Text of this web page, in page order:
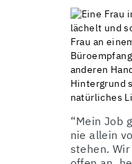
“Mein Job
nie allein
stehen.